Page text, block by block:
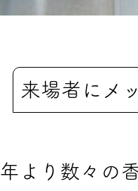
来場者にメ
より数々の